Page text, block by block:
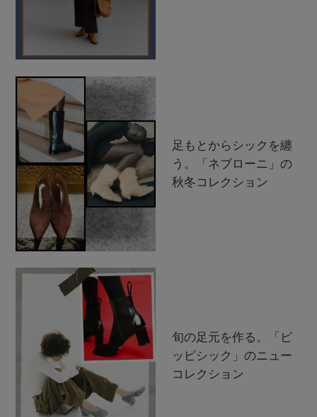
足もとからシックを纏
う。「ネブローニ」の
秋冬コレクション
旬の足元を作る。「ピ
ッピシック」のニュー
コレクション